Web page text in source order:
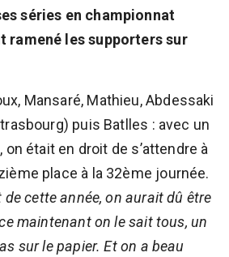
séries en championnat
ramené les supporters sur
Mansaré, Mathieu, Abdessaki
puis Batlles : avec un
était en droit de s’attendre à
place à la 32ème journée.
cette année, on aurait dû être
maintenant on le sait tous, un
sur le papier. Et on a beau